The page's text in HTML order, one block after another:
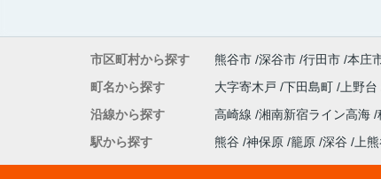
市区町村から探す 熊谷市 深谷市 行田市 本庄
町名から探す
大字寄木戸 下田島町 上野台
沿線から探す
高崎線 湘南新宿ライン高海
駅から探す
熊谷 神保原 籠原 深谷 上